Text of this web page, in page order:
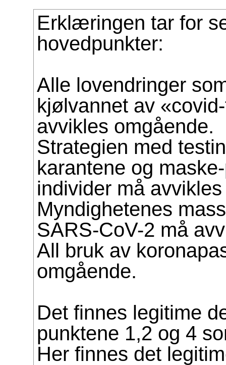
Erklæringen tar for
hovedpunkter:
Alle lovendringer
kjølvannet av
avvikles omgående.
Strategien med
karantene og
individer må
Myndighetenes
SARS-CoV-2 må
All bruk av
omgående.
Det finnes legitime
punktene 1,2 og 4
Her finnes det